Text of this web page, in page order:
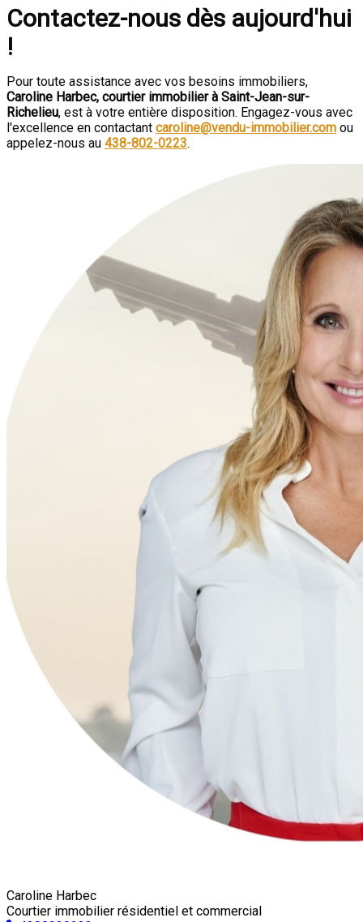
Contactez-nous dès aujourd'hui
!
Pour toute assistance avec vos besoins immobiliers,
Caroline Harbec, courtier immobilier à Saint-Jean-sur-
Richelieu, est à votre entière disposition. Engagez-vous avec
l'excellence en contactant caroline@vendu-immobilier.com ou
appelez-nous au 438-802-0223.
Caroline Harbec
Courtier immobilier résidentiel et commercial